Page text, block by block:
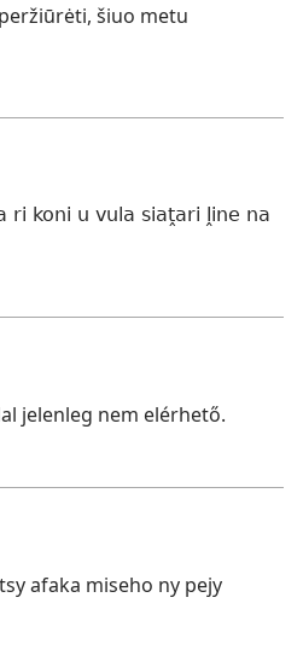
šiuo metu
ri koni u vula siaṱari ḽine na
jelenleg nem elérhető.
afaka miseho ny pejy